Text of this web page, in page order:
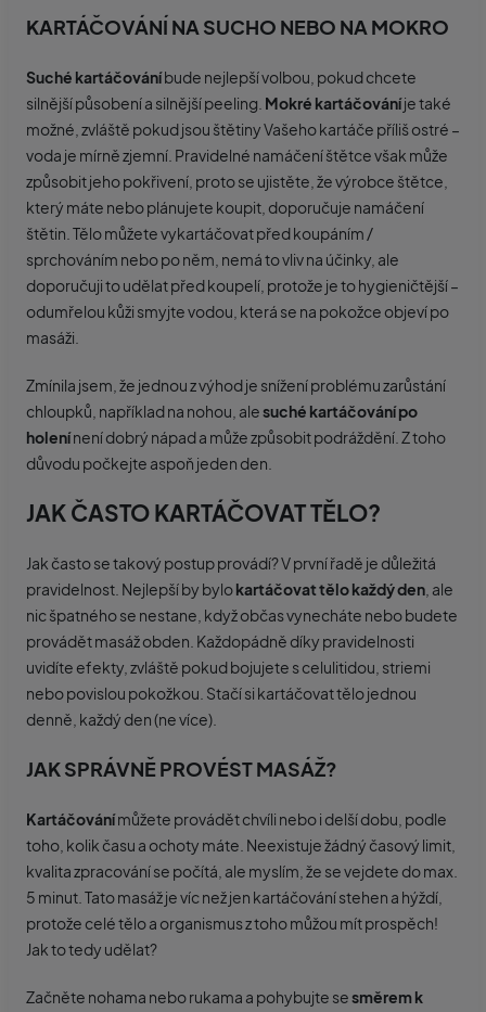
KARTÁČOVÁNÍ NA SUCHO NEBO NA MOKRO
Suché kartáčováníbude nejlepší volbou, pokud chcete
silnější působení a silnější peeling. Mokré kartáčováníje také
možné, zvláště pokud jsou štětiny Vašeho kartáče příliš ostré –
voda je mírně zjemní. Pravidelné namáčení štětce však může
způsobit jeho pokřivení, proto se ujistěte, že výrobce štětce,
který máte nebo plánujete koupit, doporučuje namáčení
štětin. Tělo můžete vykartáčovat před koupáním /
sprchováním nebo po něm, nemá to vliv na účinky, ale
doporučuji to udělat před koupelí, protože je to hygieničtější –
odumřelou kůži smyjte vodou, která se na pokožce objeví po
masáži.
Zmínila jsem, že jednou z výhod je snížení problému zarůstání
chloupků, například na nohou, alesuché kartáčování po
holenínení dobrý nápad a může způsobit podráždění. Z toho
důvodu počkejte aspoň jeden den.
JAK ČASTO KARTÁČOVAT TĚLO?
Jak často se takový postup provádí? V první řadě je důležitá
pravidelnost. Nejlepší by bylokartáčovat tělo každý den, ale
nic špatného se nestane, když občas vynecháte nebo budete
provádět masáž obden. Každopádně díky pravidelnosti
uvidíte efekty, zvláště pokud bojujete s celulitidou, striemi
nebo povislou pokožkou. Stačí si kartáčovat tělo jednou
denně, každý den (ne více).
JAK SPRÁVNĚ PROVÉST MASÁŽ?
Kartáčovánímůžete provádět chvíli nebo i delší dobu, podle
toho, kolik času a ochoty máte. Neexistuje žádný časový limit,
kvalita zpracování se počítá, ale myslím, že se vejdete do max.
5 minut. Tato masáž je víc než jen kartáčování stehen a hýždí,
protože celé tělo a organismus z toho můžou mít prospěch!
Jak to tedy udělat?
Začněte nohama nebo rukama a pohybujte sesměrem k